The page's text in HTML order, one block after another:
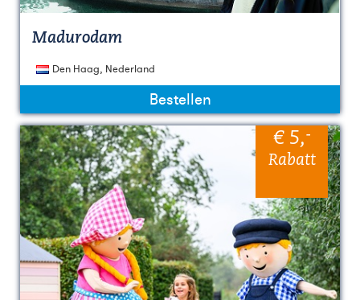
Madurodam
Den Haag, Nederland
Bestellen
€ 5,-
Rabatt